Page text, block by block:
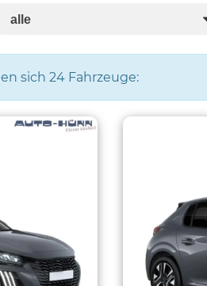
sich 24Fahrzeuge: